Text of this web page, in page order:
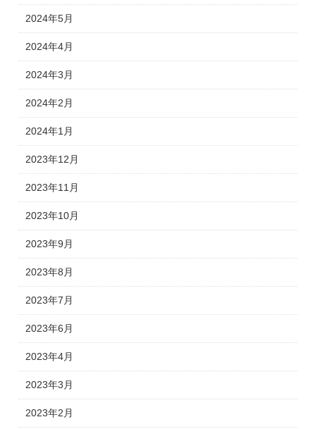
2024年5月
2024年4月
2024年3月
2024年2月
2024年1月
2023年12月
2023年11月
2023年10月
2023年9月
2023年8月
2023年7月
2023年6月
2023年4月
2023年3月
2023年2月